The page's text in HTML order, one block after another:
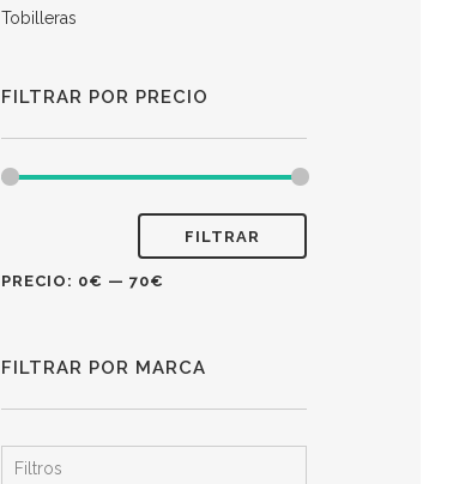
Tobilleras
FILTRAR POR PRECIO
FILTRAR
PRECIO: 0€ — 70€
FILTRAR POR MARCA
Filtros